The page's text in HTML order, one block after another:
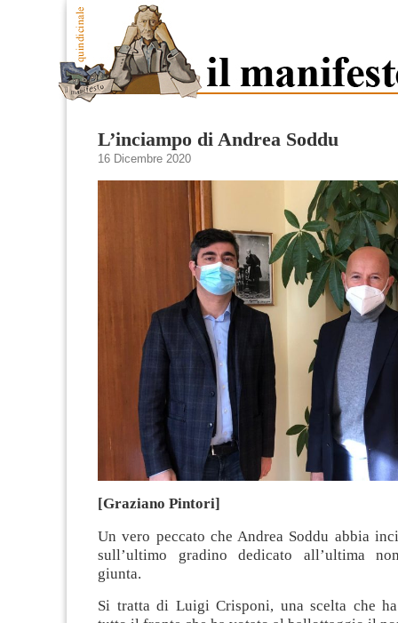
L’inciampo di Andrea Soddu
16 Dicembre 2020
[Graziano Pintori]
Un vero peccato che Andrea Soddu abbia
sull’ultimo gradino dedicato all’ultima
giunta.
Si tratta di Luigi Crisponi, una scelta che ha